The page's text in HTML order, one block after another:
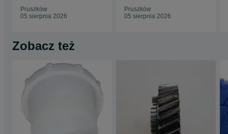
Pruszków
05 sierpnia 2026
Pruszków
05 sierpnia 2026
Zobacz też